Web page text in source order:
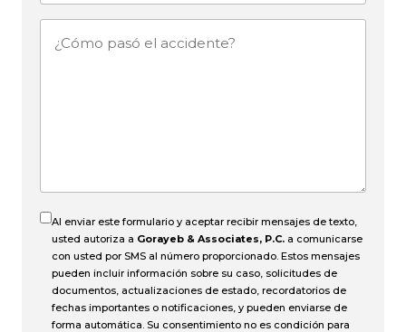
¿Cómo
Al enviar este formulario y aceptar recibir mensajes de texto,
usted autoriza a Gorayeb & Associates, P.C. a comunicarse
con usted por SMS al número proporcionado. Estos mensajes
pueden incluir información sobre su caso, solicitudes de
documentos, actualizaciones de estado, recordatorios de
fechas importantes o notificaciones, y pueden enviarse de
forma automática. Su consentimiento no es condición para